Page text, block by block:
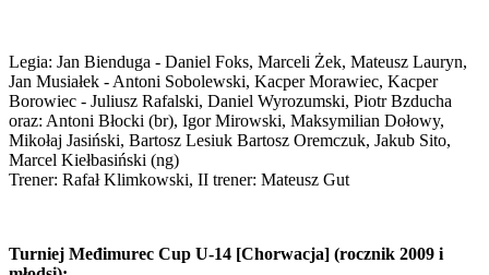
Legia: Jan Bienduga - Daniel Foks, Marceli Żek, Mateusz Lauryn,
Jan Musiałek - Antoni Sobolewski, Kacper Morawiec, Kacper
Borowiec - Juliusz Rafalski, Daniel Wyrozumski, Piotr Bzducha
oraz: Antoni Błocki (br), Igor Mirowski, Maksymilian Dołowy,
Mikołaj Jasiński, Bartosz Lesiuk Bartosz Oremczuk, Jakub Sito,
Marcel Kiełbasiński (ng)
Trener: Rafał Klimkowski, II trener: Mateusz Gut
Turniej Međimurec Cup U-14 [Chorwacja] (rocznik 2009 i